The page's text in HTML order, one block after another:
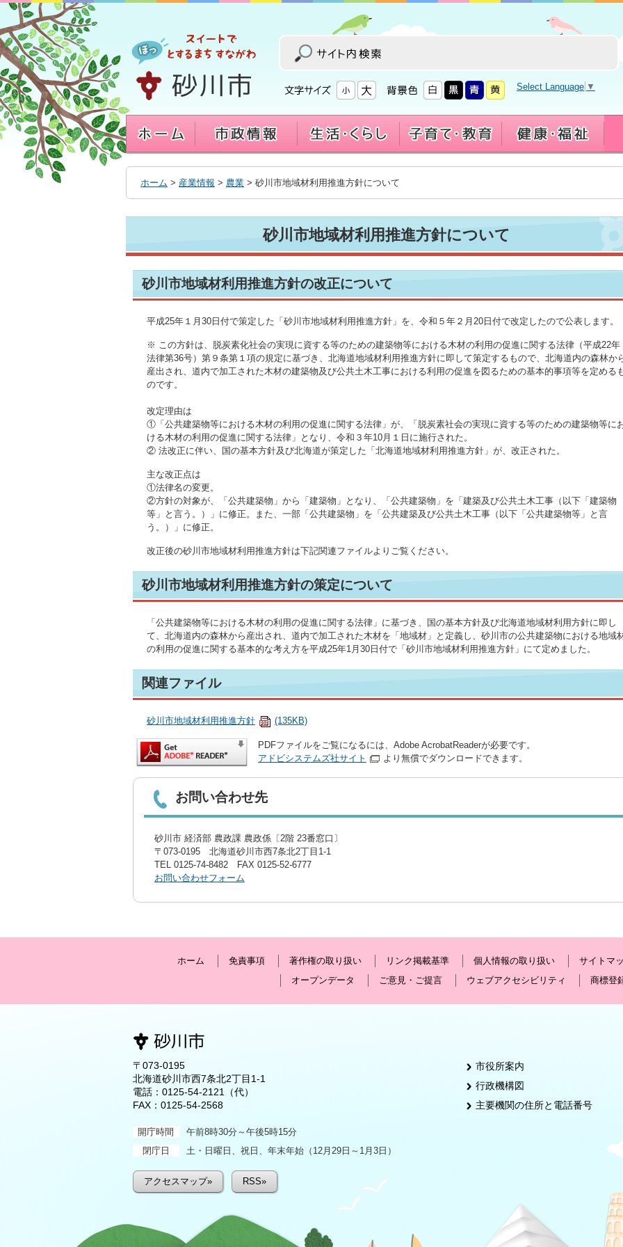
へ
移
動
す
る
Select Language ▼
ホーム > 産業情報 > 農業 > 砂川市地域材利用推進方針について
砂川市地域材利用推進方針について
砂川市地域材利用推進方針の改正について
平成25年１月30日付で策定した「砂川市地域材利用推進方針」を、令和５年２月20日付で改定したので公表します。
※ この方針は、脱炭素化社会の実現に資する等のための建築物等における木材の利用の促進に関する法律（平成22年
法律第36号）第９条第１項の規定に基づき、北海道地域材利用推進方針に即して策定するもので、北海道内の森林か
産出され、道内で加工された木材の建築物及び公共土木工事における利用の促進を図るための基本的事項等を定める
のです。
改定理由は
①「公共建築物等における木材の利用の促進に関する法律」が、「脱炭素社会の実現に資する等のための建築物等に
ける木材の利用の促進に関する法律」となり、令和３年10月１日に施行された。
② 法改正に伴い、国の基本方針及び北海道が策定した「北海道地域材利用推進方針」が、改正された。
主な改正点は
①法律名の変更。
②方針の対象が、「公共建築物」から「建築物」となり、「公共建築物」を「建築及び公共土木工事（以下「建築物
等」と言う。）」に修正。また、一部「公共建築物」を「公共建築及び公共土木工事（以下「公共建築物等」と言
う。）」に修正。
改正後の砂川市地域材利用推進方針は下記関連ファイルよりご覧ください。
砂川市地域材利用推進方針の策定について
「公共建築物等における木材の利用の促進に関する法律」に基づき、国の基本方針及び北海道地域材利用方針に即し
て、北海道内の森林から産出され、道内で加工された木材を「地域材」と定義し、砂川市の公共建築物における地域
の利用の促進に関する基本的な考え方を平成25年1月30日付で「砂川市地域材利用推進方針」にて定めました。
関連ファイル
砂川市地域材利用推進方針 (135KB)
PDFファイルをご覧になるには、Adobe AcrobatReaderが必要です。
アドビシステムズ社サイト
より無償でダウンロードできます。
お問い合わせ先
砂川市 経済部 農政課 農政係〔2階 23番窓口〕
〒073-0195 北海道砂川市西7条北2丁目1-1
TEL 0125-74-8482 FAX 0125-52-6777
お問い合わせフォーム
ホーム 免責事項 著作権の取り扱い リンク掲載基準 個人情報の取り扱い
サイトマ
オープンデータ
ご意見・ご提言 ウェブアクセシビリティ 商標登
〒073-0195
北海道砂川市西7条北2丁目1-1
電話： 0125-54-2121
（代）
FAX：0125-54-2568
開庁時間
午前8時30分～午後5時15分
閉庁日
土・日曜日、祝日、年末年始（12月29日～1月3日）
アクセスマップ» RSS»
市役所案内
行政機構図
主要機関の住所と電話番号